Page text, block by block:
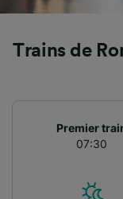
Trains de
Premier
07:30
services.